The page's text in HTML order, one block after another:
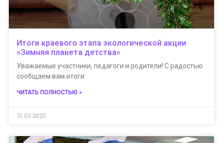
Итоги краевого этапа экологической акции
«Зимняя планета детства»
Уважаемые участники, педагоги и родители! С радостью
сообщаем вам итоги
ЧИТАТЬ ПОЛНОСТЬЮ »
31.03.2025